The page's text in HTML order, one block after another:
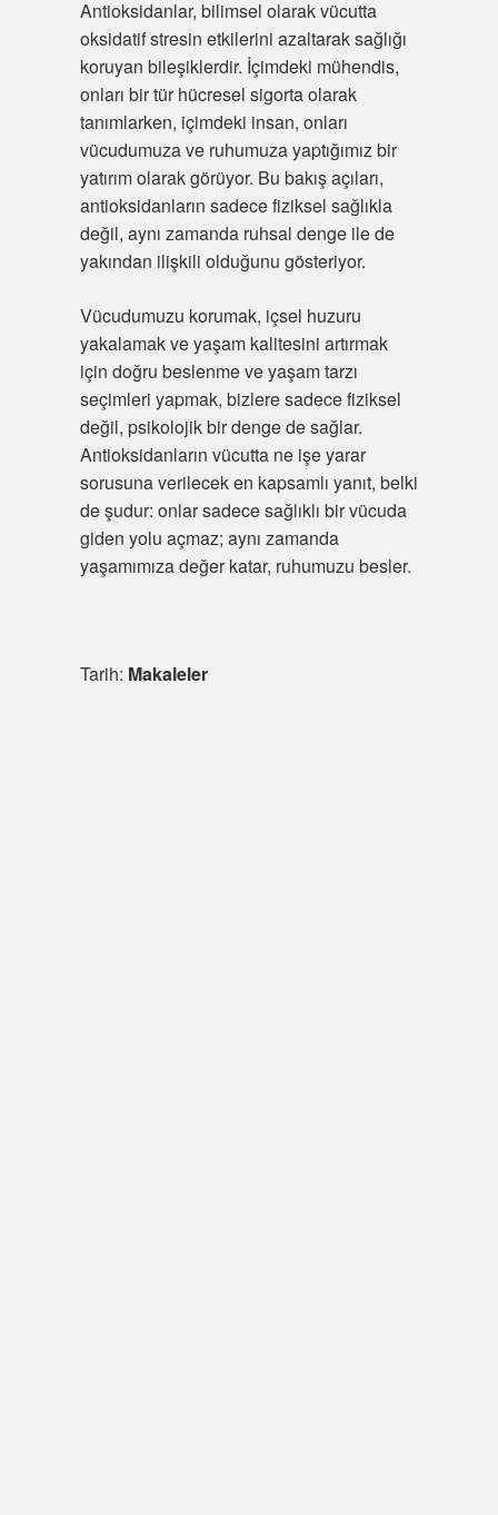
Antioksidanlar, bilimsel olarak vücutta
oksidatif stresin etkilerini azaltarak sağlığı
koruyan bileşiklerdir. İçimdeki mühendis,
onları bir tür hücresel sigorta olarak
tanımlarken, içimdeki insan, onları
vücudumuza ve ruhumuza yaptığımız bir
yatırım olarak görüyor. Bu bakış açıları,
antioksidanların sadece fiziksel sağlıkla
değil, aynı zamanda ruhsal denge ile de
yakından ilişkili olduğunu gösteriyor.
Vücudumuzu korumak, içsel huzuru
yakalamak ve yaşam kalitesini artırmak
için doğru beslenme ve yaşam tarzı
seçimleri yapmak, bizlere sadece fiziksel
değil, psikolojik bir denge de sağlar.
Antioksidanların vücutta ne işe yarar
sorusuna verilecek en kapsamlı yanıt, belki
de şudur: onlar sadece sağlıklı bir vücuda
giden yolu açmaz; aynı zamanda
yaşamımıza değer katar, ruhumuzu besler.
Tarih: Makaleler